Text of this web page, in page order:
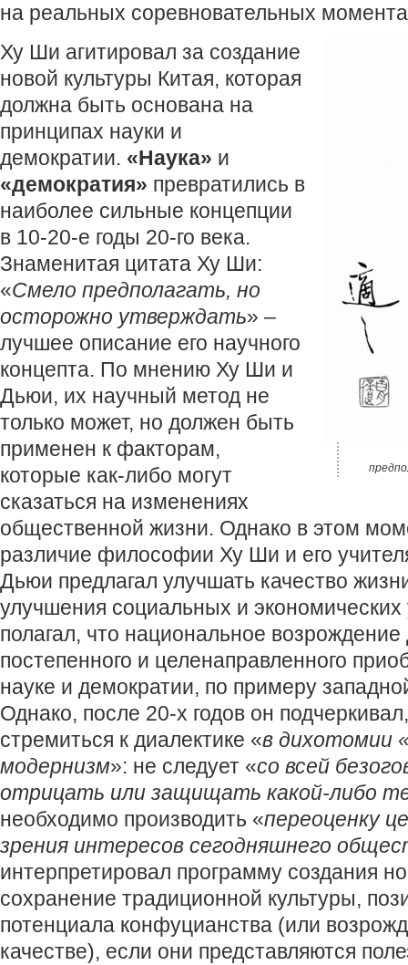
на реальных соревновательных
Ху Ши агитировал за создание
новой культуры Китая, которая
должна быть основана на
принципах науки и
демократии. «Наука» и
«демократия» превратились в
наиболее сильные концепции
в 10-20-е годы 20-го века.
Знаменитая цитата Ху Ши:
«Смело предполагать, но
осторожно утверждать» –
лучшее описание его научного
концепта. По мнению Ху Ши и
Дьюи, их научный метод не
только может, но должен быть
применен к факторам,
которые как-либо могут
сказаться на изменениях
общественной жизни. Однако в этом
различие философии Ху Ши и его
Дьюи предлагал улучшать качество
улучшения социальных и
полагал, что национальное
постепенного и целенаправленного
науке и демократии, по примеру
Однако, после 20-х годов он
стремиться к диалектике «в дихотомии
модернизм»: не следует «со всей
отрицать или защищать какой-либо
необходимо производить «переоценку
зрения интересов сегодняшнего
интерпретировал программу создания
сохранение традиционной культуры,
потенциала конфуцианства (или
качестве), если они представляются